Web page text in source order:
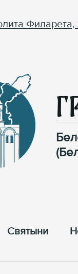
Филарета,
Cвятыни